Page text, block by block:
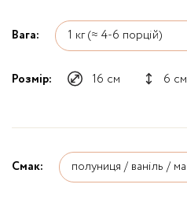
Вага:
Розмір: 16 см 6 см
Смак: